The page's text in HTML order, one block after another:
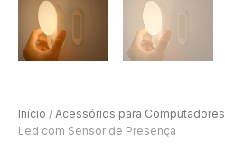
Início / Acessórios para Computadores
Led com Sensor de Presença